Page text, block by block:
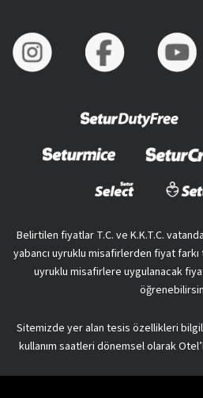
Belirtilen fiyatlar T.C. ve K.K.T.C.
yabancı uyruklu misafirlerden fiyat
uyruklu misafirlere uygulanacak
Sitemizde yer alan tesis özellikleri
kullanım saatleri dönemsel olarak